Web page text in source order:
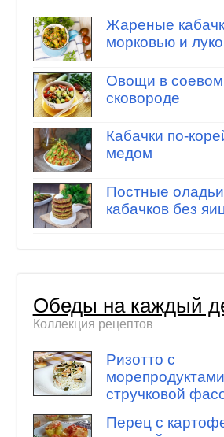
Жареные
морковью и
Овощи в соевом
сковороде
Кабачки по-
медом
Постные
кабачков без
Обеды на каждый
Коллекция рецептов
Ризотто с
стручковой
Перец с